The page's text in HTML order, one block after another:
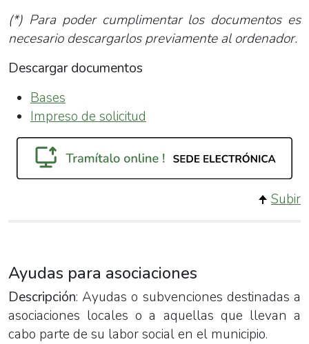
(*) Para poder cumplimentar los documentos es
necesario descargarlos previamente al ordenador.
Descargar documentos
Bases
Impreso de solicitud
Subir
Ayudas para asociaciones
Descripción: Ayudas o subvenciones destinadas a
asociaciones locales o a aquellas que llevan a
cabo parte de su labor social en el municipio.